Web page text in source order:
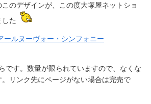
のデザインが、この度大塚屋ネットショ
た
ールヌーヴォー・シンフォニー
です。数量が限られていますので、なくな
。リンク先にページがない場合は完売で